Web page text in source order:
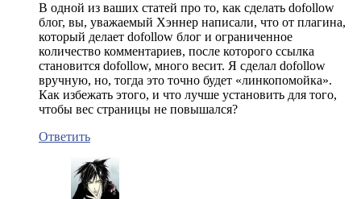
В одной из ваших статей про то, как сделать dofollow
блог, вы, уважаемый Хэннер написали, что от плагина,
который делает dofollow блог и ограниченное
количество комментариев, после которого ссылка
становится dofollow, много весит. Я сделал dofollow
вручную, но, тогда это точно будет «линкопомойка».
Как избежать этого, и что лучше установить для того,
чтобы вес страницы не повышался?
Ответить